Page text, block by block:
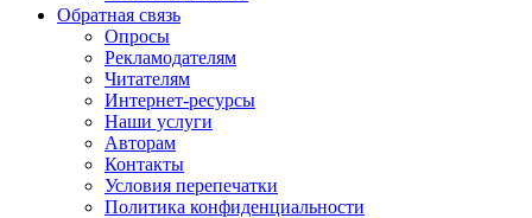
Обратная связь
Опросы
Рекламодателям
Читателям
Интернет-ресурсы
Наши услуги
Авторам
Контакты
Условия перепечатки
Политика конфиденциальности